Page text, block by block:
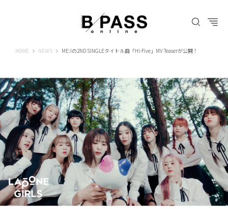
HOME B-PASS ONLINE
NEWS ME:Iの2ND SINGLEタイトル曲「Hi-Five」MV Teaserが公開！